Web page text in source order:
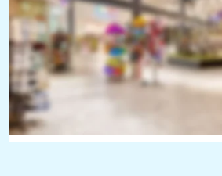
alles, was das Herz begehrt:
Lederwaren, Blumen, Backwaren,
Tabak, Geschenke, Zeitschriften,
Baumarkt, Auto, Fahrrad,
und vieles mehr!